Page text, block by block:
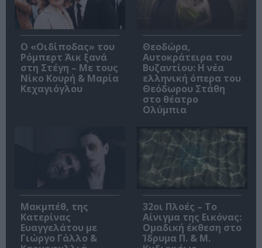
O «Οιδίποδας» του
Ρόμπερτ Άικ ξανά
στη Στέγη – Με τους
Νίκο Κουρή & Μαρία
Κεχαγιόγλου
Θεοδώρα,
Αυτοκράτειρα του
Βυζαντίου: Η νέα
ελληνική όπερα του
Θεόδωρου Στάθη
στο θέατρο
Ολύμπια
Μακμπέθ, της
Κατερίνας
Ευαγγελάτου με
Γιώργο Γάλλο &
32οι Πλοές – Το
Αίνιγμα της Εικόνας:
Ομαδική έκθεση στο
Ίδρυμα Π. & Μ.